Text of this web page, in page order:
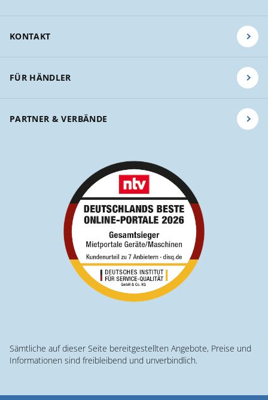
KONTAKT
FÜR HÄNDLER
PARTNER & VERBÄNDE
Sämtliche auf dieser Seite bereitgestellten Angebote, Preise und
Informationen sind freibleibend und unverbindlich.